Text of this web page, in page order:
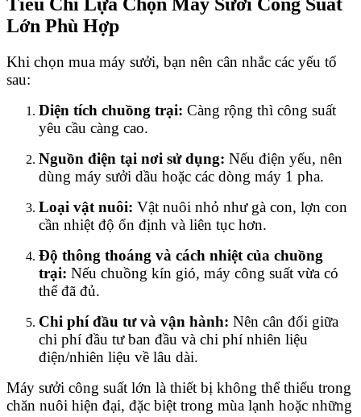
Lớn Phù Hợp
Khi chọn mua máy sưởi, bạn nên cân nhắc các yếu tố
sau:
Diện tích chuồng trại: Càng rộng thì công suất
yêu cầu càng cao.
Nguồn điện tại nơi sử dụng: Nếu điện yếu, nên
dùng máy sưởi dầu hoặc các dòng máy 1 pha.
Loại vật nuôi: Vật nuôi nhỏ như gà con, lợn con
cần nhiệt độ ổn định và liên tục hơn.
Độ thông thoáng và cách nhiệt của chuồng
trại: Nếu chuồng kín gió, máy công suất vừa có
thể đã đủ.
Chi phí đầu tư và vận hành: Nên cân đối giữa
chi phí đầu tư ban đầu và chi phí nhiên liệu
điện/nhiên liệu về lâu dài.
Máy sưởi công suất lớn là thiết bị không thể thiếu trong
chăn nuôi hiện đại, đặc biệt trong mùa lạnh hoặc những